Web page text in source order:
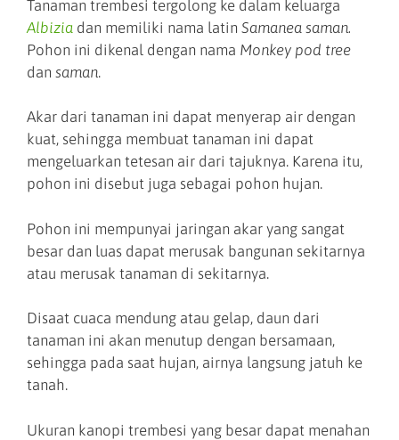
Tanaman trembesi tergolong ke dalam keluarga
Albizia dan memiliki nama latin Samanea saman.
Pohon ini dikenal dengan nama Monkey pod tree
dan saman.
Akar dari tanaman ini dapat menyerap air dengan
kuat, sehingga membuat tanaman ini dapat
mengeluarkan tetesan air dari tajuknya. Karena itu,
pohon ini disebut juga sebagai pohon hujan.
Pohon ini mempunyai jaringan akar yang sangat
besar dan luas dapat merusak bangunan sekitarnya
atau merusak tanaman di sekitarnya.
Disaat cuaca mendung atau gelap, daun dari
tanaman ini akan menutup dengan bersamaan,
sehingga pada saat hujan, airnya langsung jatuh ke
tanah.
Ukuran kanopi trembesi yang besar dapat menahan